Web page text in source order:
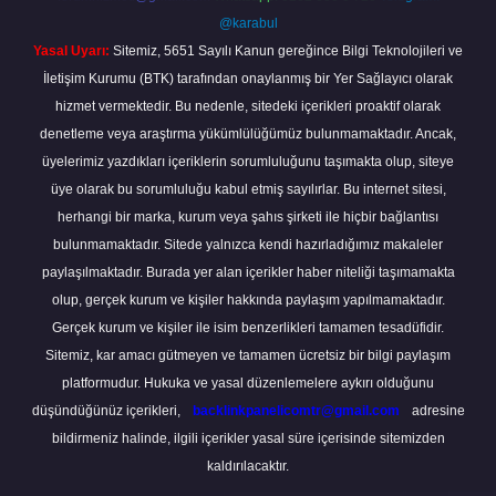
@karabul
Yasal Uyarı: Sitemiz, 5651 Sayılı Kanun gereğince Bilgi Teknolojileri ve
İletişim Kurumu (BTK) tarafından onaylanmış bir Yer Sağlayıcı olarak
hizmet vermektedir. Bu nedenle, sitedeki içerikleri proaktif olarak
denetleme veya araştırma yükümlülüğümüz bulunmamaktadır. Ancak,
üyelerimiz yazdıkları içeriklerin sorumluluğunu taşımakta olup, siteye
üye olarak bu sorumluluğu kabul etmiş sayılırlar. Bu internet sitesi,
herhangi bir marka, kurum veya şahıs şirketi ile hiçbir bağlantısı
bulunmamaktadır. Sitede yalnızca kendi hazırladığımız makaleler
paylaşılmaktadır. Burada yer alan içerikler haber niteliği taşımamakta
olup, gerçek kurum ve kişiler hakkında paylaşım yapılmamaktadır.
Gerçek kurum ve kişiler ile isim benzerlikleri tamamen tesadüfidir.
Sitemiz, kar amacı gütmeyen ve tamamen ücretsiz bir bilgi paylaşım
platformudur. Hukuka ve yasal düzenlemelere aykırı olduğunu
düşündüğünüz içerikleri,
backlinkpanelicomtr@gmail.com
adresine
bildirmeniz halinde, ilgili içerikler yasal süre içerisinde sitemizden
kaldırılacaktır.